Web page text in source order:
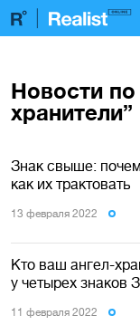
Новости по
хранители”
Знак свыше:
как их трактовать
13 февраля 2022
Кто ваш ангел-
у четырех знаков
11 февраля 2022